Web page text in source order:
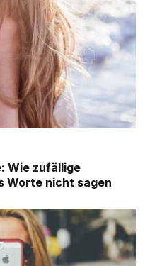
Wie zufällige
Worte nicht sagen